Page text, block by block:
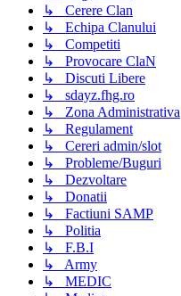
↳ Cerere Clan
↳ Echipa Clanului
↳ Competiti
↳ Provocare ClaN
↳ Discuti Libere
↳ sdayz.fhg.ro
↳ Zona Administrativa
↳ Regulament
↳ Cereri admin/slot
↳ Probleme/Buguri
↳ Dezvoltare
↳ Donatii
↳ Factiuni SAMP
↳ Politia
↳ F.B.I
↳ Army
↳ MEDIC